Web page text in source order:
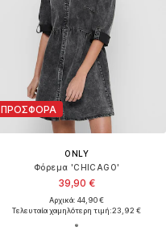
ΠΡΟΣΦΟΡΑ
ONLY
Φόρεμα 'CHICAGO'
39,90 €
Αρχικά: 44,90 €
Τελευταία χαμηλότερη τιμή:23,92 €